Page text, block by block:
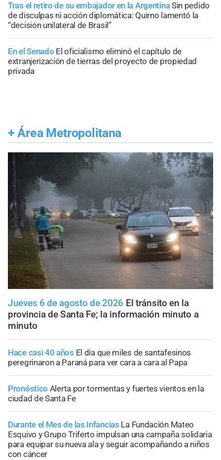
Tras el retiro de su embajador en la ArgentinaSin pedido
de disculpas ni acción diplomática: Quirno lamentó la
“decisión unilateral de Brasil”
En el Senado El oficialismo eliminó el capítulo de
extranjerización de tierras del proyecto de propiedad
privada
+ Área Metropolitana
Jueves 6 de agosto de 2026 El tránsito en la
provincia de Santa Fe; la información minuto a
minuto
Hace casi 40 años El día que miles de santafesinos
peregrinaron a Paraná para ver cara a cara al Papa
Pronóstico Alerta por tormentas y fuertes vientos en la
ciudad de Santa Fe
Durante el Mes de las Infancias La Fundación Mateo
Esquivo y Grupo Triferto impulsan una campaña solidaria
para equipar su nueva ala y seguir acompañando a niños
con cáncer